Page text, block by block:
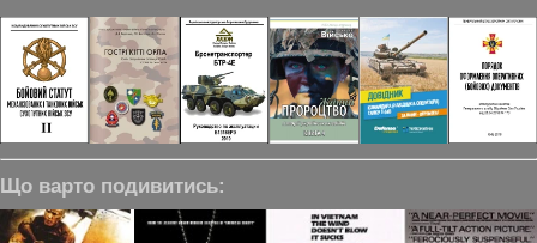
Що варто подивитись: